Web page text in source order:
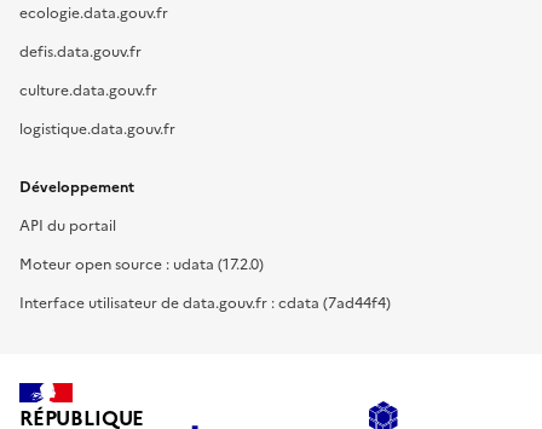
ecologie.data.gouv.fr
defis.data.gouv.fr
culture.data.gouv.fr
logistique.data.gouv.fr
Développement
API du portail
Moteur open source : udata (17.2.0)
Interface utilisateur de data.gouv.fr : cdata (7ad44f4)
RÉPUBLIQUE